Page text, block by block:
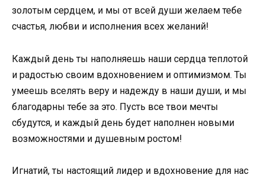
золотым сердцем, и мы от всей души желаем тебе
счастья, любви и исполнения всех желаний!
Каждый день ты наполняешь наши сердца теплотой
и радостью своим вдохновением и оптимизмом. Ты
умеешь вселять веру и надежду в наши души, и мы
благодарны тебе за это. Пусть все твои мечты
сбудутся, и каждый день будет наполнен новыми
возможностями и душевным ростом!
Игнатий, ты настоящий лидер и вдохновение для нас